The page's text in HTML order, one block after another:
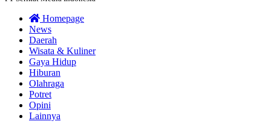
Homepage
News
Daerah
Wisata & Kuliner
Gaya Hidup
Hiburan
Olahraga
Potret
Opini
Lainnya